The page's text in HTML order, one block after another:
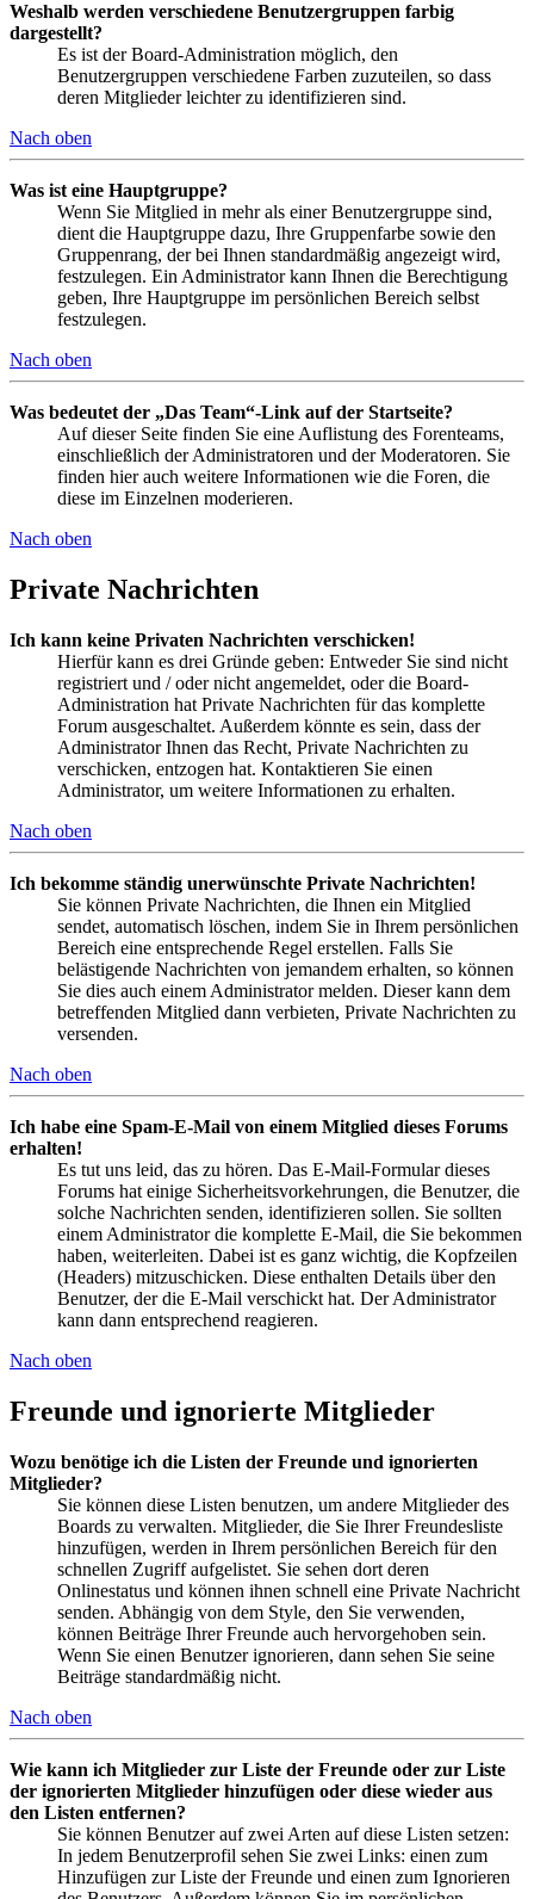
Weshalb werden verschiedene Benutzergruppen farbig
dargestellt?
Es ist der Board-Administration möglich, den
Benutzergruppen verschiedene Farben zuzuteilen, so dass
deren Mitglieder leichter zu identifizieren sind.
Nach oben
Was ist eine Hauptgruppe?
Wenn Sie Mitglied in mehr als einer Benutzergruppe sind,
dient die Hauptgruppe dazu, Ihre Gruppenfarbe sowie den
Gruppenrang, der bei Ihnen standardmäßig angezeigt wird,
festzulegen. Ein Administrator kann Ihnen die Berechtigung
geben, Ihre Hauptgruppe im persönlichen Bereich selbst
festzulegen.
Nach oben
Was bedeutet der „Das Team“-Link auf der Startseite?
Auf dieser Seite finden Sie eine Auflistung des Forenteams,
einschließlich der Administratoren und der Moderatoren. Sie
finden hier auch weitere Informationen wie die Foren, die
diese im Einzelnen moderieren.
Nach oben
Private Nachrichten
Ich kann keine Privaten Nachrichten verschicken!
Hierfür kann es drei Gründe geben: Entweder Sie sind nicht
registriert und / oder nicht angemeldet, oder die Board-
Administration hat Private Nachrichten für das komplette
Forum ausgeschaltet. Außerdem könnte es sein, dass der
Administrator Ihnen das Recht, Private Nachrichten zu
verschicken, entzogen hat. Kontaktieren Sie einen
Administrator, um weitere Informationen zu erhalten.
Nach oben
Ich bekomme ständig unerwünschte Private Nachrichten!
Sie können Private Nachrichten, die Ihnen ein Mitglied
sendet, automatisch löschen, indem Sie in Ihrem persönlichen
Bereich eine entsprechende Regel erstellen. Falls Sie
belästigende Nachrichten von jemandem erhalten, so können
Sie dies auch einem Administrator melden. Dieser kann dem
betreffenden Mitglied dann verbieten, Private Nachrichten zu
versenden.
Nach oben
Ich habe eine Spam-E-Mail von einem Mitglied dieses Forums
erhalten!
Es tut uns leid, das zu hören. Das E-Mail-Formular dieses
Forums hat einige Sicherheitsvorkehrungen, die Benutzer, die
solche Nachrichten senden, identifizieren sollen. Sie sollten
einem Administrator die komplette E-Mail, die Sie bekommen
haben, weiterleiten. Dabei ist es ganz wichtig, die Kopfzeilen
(Headers) mitzuschicken. Diese enthalten Details über den
Benutzer, der die E-Mail verschickt hat. Der Administrator
kann dann entsprechend reagieren.
Nach oben
Freunde und ignorierte Mitglieder
Wozu benötige ich die Listen der Freunde und ignorierten
Mitglieder?
Sie können diese Listen benutzen, um andere Mitglieder des
Boards zu verwalten. Mitglieder, die Sie Ihrer Freundesliste
hinzufügen, werden in Ihrem persönlichen Bereich für den
schnellen Zugriff aufgelistet. Sie sehen dort deren
Onlinestatus und können ihnen schnell eine Private Nachricht
senden. Abhängig von dem Style, den Sie verwenden,
können Beiträge Ihrer Freunde auch hervorgehoben sein.
Wenn Sie einen Benutzer ignorieren, dann sehen Sie seine
Beiträge standardmäßig nicht.
Nach oben
Wie kann ich Mitglieder zur Liste der Freunde oder zur Liste
der ignorierten Mitglieder hinzufügen oder diese wieder aus
den Listen entfernen?
Sie können Benutzer auf zwei Arten auf diese Listen setzen:
In jedem Benutzerprofil sehen Sie zwei Links: einen zum
Hinzufügen zur Liste der Freunde und einen zum Ignorieren